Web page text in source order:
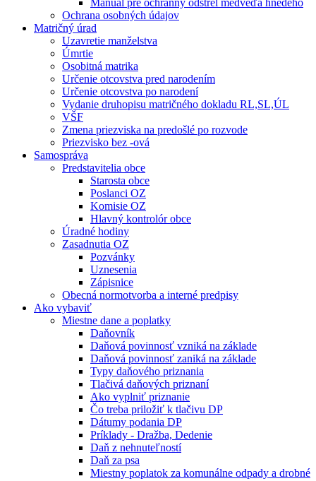
Manuál pre ochranný odstrel medveďa hnedého
Ochrana osobných údajov
Matričný úrad
Uzavretie manželstva
Úmrtie
Osobitná matrika
Určenie otcovstva pred narodením
Určenie otcovstva po narodení
Vydanie druhopisu matričného dokladu RL,SL,ÚL
VŠF
Zmena priezviska na predošlé po rozvode
Priezvisko bez -ová
Samospráva
Predstavitelia obce
Starosta obce
Poslanci OZ
Komisie OZ
Hlavný kontrolór obce
Úradné hodiny
Zasadnutia OZ
Pozvánky
Uznesenia
Zápisnice
Obecná normotvorba a interné predpisy
Ako vybaviť
Miestne dane a poplatky
Daňovník
Daňová povinnosť vzniká na základe
Daňová povinnosť zaniká na základe
Typy daňového priznania
Tlačivá daňových priznaní
Ako vyplniť priznanie
Čo treba priložiť k tlačivu DP
Dátumy podania DP
Príklady - Dražba, Dedenie
Daň z nehnuteľností
Daň za psa
Miestny poplatok za komunálne odpady a drobné